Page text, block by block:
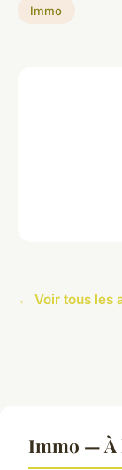
Immo
← Voir tous les
Immo — À